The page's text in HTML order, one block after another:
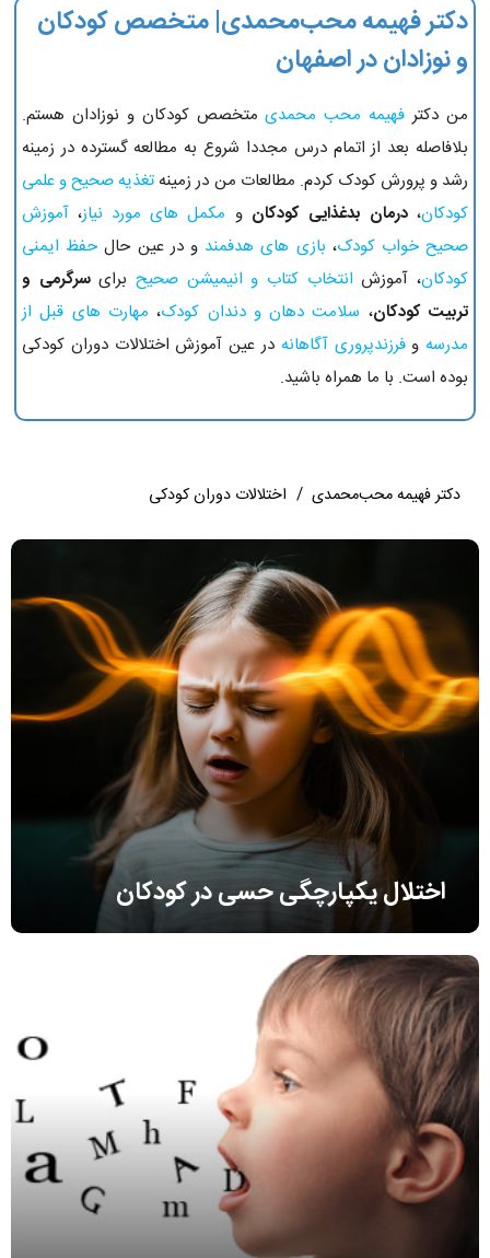
دکتر فهیمه محب‌محمدی| متخصص کودکان
و نوزادان در اصفهان
من دکتر فهیمه محب محمدی متخصص کودکان و نوزادان هستم.
بلافاصله بعد از اتمام درس مجددا شروع به مطالعه گسترده در زمینه
رشد و پرورش کودک کردم. مطالعات من در زمینه تغذیه صحیح و علمی
کودکان،درمان بدغذایی کودکان و مکمل های مورد نیاز،آموزش
صحیح خواب کودک، بازی های هدفمند و در عین حالحفظ ایمنی
کودکان، آموزش انتخاب کتاب و انیمیشن صحیح برایسرگرمی و
تربیت کودکان، سلامت دهان و دندان کودک، مهارت های قبل از
مدرسه وفرزندپروری آگاهانه در عین آموزش اختلالات دوران کودکی
بوده است. با ما همراه باشید.
دکتر فهیمه محب‌محمدی / اختلالات دوران کودکی
اختلال یکپارچگی حسی در کودکان